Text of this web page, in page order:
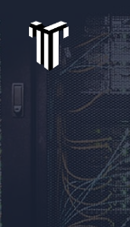
au
contenu